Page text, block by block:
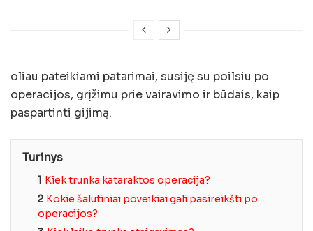
oliau pateikiami patarimai, susiję su poilsiu po
operacijos, grįžimu prie vairavimo ir būdais, kaip
paspartinti gijimą.
Turinys
1 Kiek trunka kataraktos operacija?
2 Kokie šalutiniai poveikiai gali pasireikšti po
operacijos?